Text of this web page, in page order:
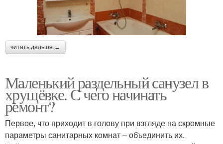
читать дальше →
Маленький раздельный санузел в
хрущёвке. С чего начинать
ремонт?
Первое, что приходит в голову при взгляде на скромные
параметры санитарных комнат – объединить их.